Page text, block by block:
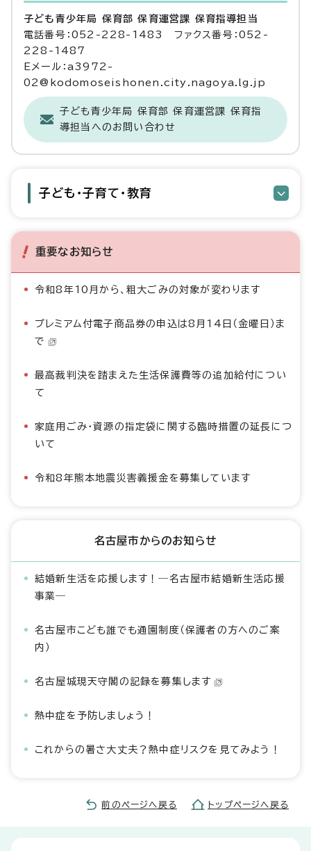
子ども青少年局 保育部 保育運営課 保育指導担当
電話番号：052-228-1483 ファクス番号：052-
228-1487
Eメール：a3972-
02@kodomoseishonen.city.nagoya.lg.jp
子ども青少年局 保育部 保育運営課 保育指
導担当へのお問い合わせ
子ども・子育て・教育
重要なお知らせ
令和8年10月から、粗大ごみの対象が変わります
プレミアム付電子商品券の申込は8月14日（金曜日）ま
で
最高裁判決を踏まえた生活保護費等の追加給付につい
て
家庭用ごみ・資源の指定袋に関する臨時措置の延長につ
いて
令和8年熊本地震災害義援金を募集しています
名古屋市からのお知らせ
結婚新生活を応援します！―名古屋市結婚新生活応援
事業―
名古屋市こども誰でも通園制度（保護者の方へのご案
内）
名古屋城現天守閣の記録を募集します
熱中症を予防しましょう！
これからの暑さ大丈夫？熱中症リスクを見てみよう！
前のページへ戻る トップページへ戻る